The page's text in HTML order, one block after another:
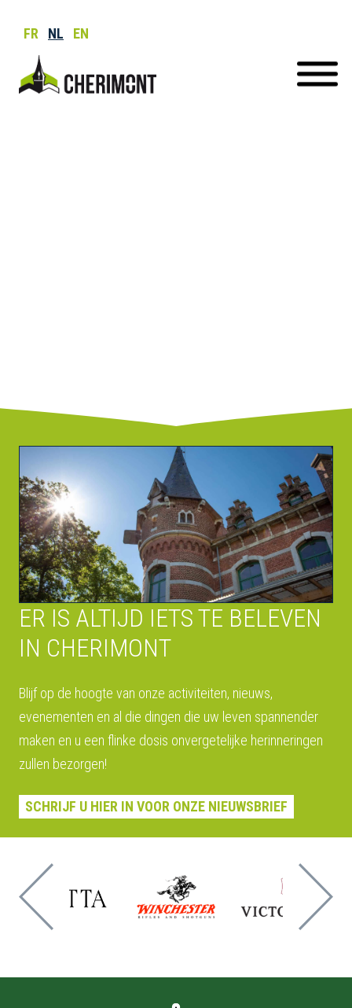
FR NL EN
ER IS ALTIJD IETS TE BELEVEN
IN CHERIMONT
Blijf op de hoogte van onze activiteiten, nieuws,
evenementen en al die dingen die uw leven spannender
maken en u een flinke dosis onvergetelijke herinneringen
zullen bezorgen!
SCHRIJF U HIER IN VOOR ONZE NIEUWSBRIEF